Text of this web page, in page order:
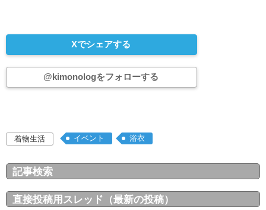
Xでシェアする
@kimonologをフォローする
着物生活 イベント 浴衣
記事検索
直接投稿用スレッド（最新の投稿）